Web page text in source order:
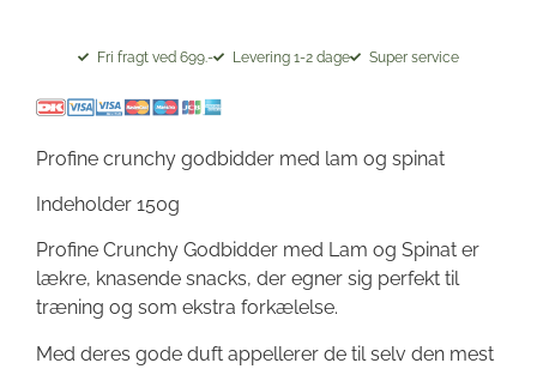
Fri fragt ved 699.- Levering 1-2 dage Super service
Profine crunchy godbidder med lam og spinat
Indeholder 150g
Profine Crunchy Godbidder med Lam og Spinat er
lækre, knasende snacks, der egner sig perfekt til
træning og som ekstra forkælelse.
Med deres gode duft appellerer de til selv den mest